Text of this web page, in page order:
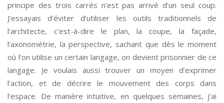
principe des trois carrés n’est pas arrivé d’un seul coup.
J’essayais d’éviter d’utiliser les outils traditionnels de
l’architecte, c’est-à-dire le plan, la coupe, la façade,
l’axonométrie, la perspective, sachant que dès le moment
où l’on utilise un certain langage, on devient prisonnier de ce
langage. Je voulais aussi trouver un moyen d’exprimer
l’action, et de décrire le mouvement des corps dans
l’espace. De manière intuitive, en quelques semaines, j’ai